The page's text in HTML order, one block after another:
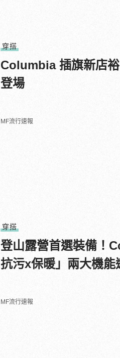
穿搭
Columbia 插旗新店
登場
MF流行速報
穿搭
登山露營首選裝備！
抗污x保暖」兩大機能
MF流行速報